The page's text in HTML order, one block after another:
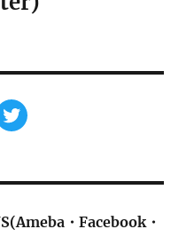
Twitter
・Facebook・